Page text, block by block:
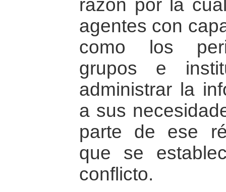
razón por la
agentes con
como los
grupos e
administrar la
a sus
parte de ese
que se
conflicto.